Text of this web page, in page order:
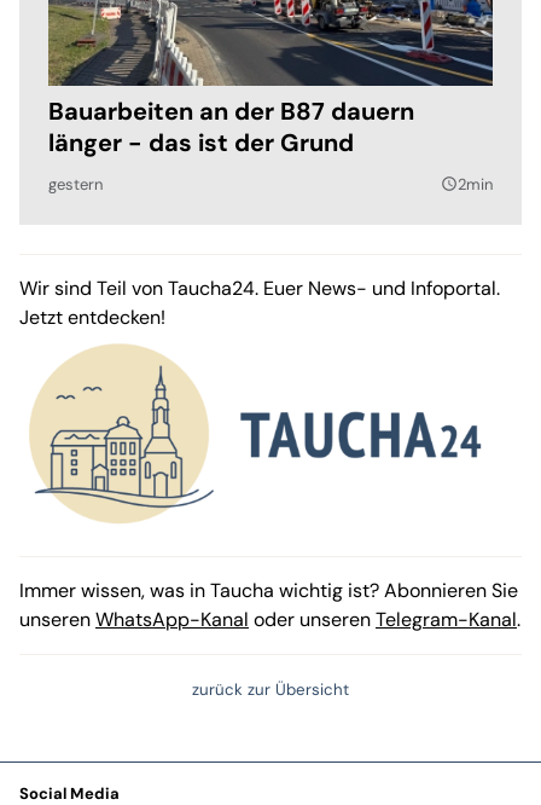
Bauarbeiten an der B87 dauern
länger - das ist der Grund
gestern query_builder2min
Wir sind Teil von Taucha24. Euer News- und Infoportal.
Jetzt entdecken!
Immer wissen, was in Taucha wichtig ist? Abonnieren Sie
unserenWhatsApp-Kanal oder unserenTelegram-Kanal.
zurück zur Übersicht
Social Media